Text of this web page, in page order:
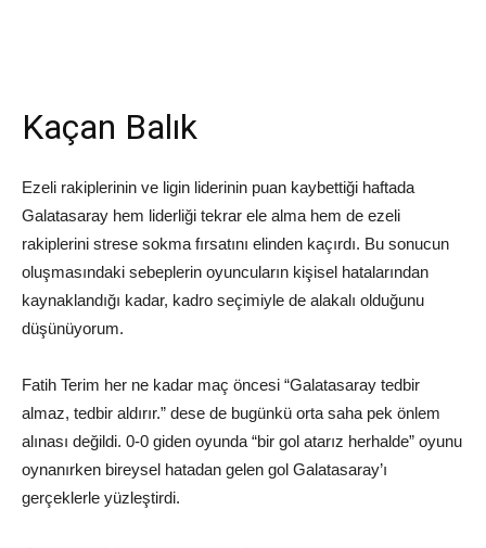
Kaçan Balık
Ezeli rakiplerinin ve ligin liderinin puan kaybettiği haftada
Galatasaray hem liderliği tekrar ele alma hem de ezeli
rakiplerini strese sokma fırsatını elinden kaçırdı. Bu sonucun
oluşmasındaki sebeplerin oyuncuların kişisel hatalarından
kaynaklandığı kadar, kadro seçimiyle de alakalı olduğunu
düşünüyorum.
Fatih Terim her ne kadar maç öncesi “Galatasaray tedbir
almaz, tedbir aldırır.” dese de bugünkü orta saha pek önlem
alınası değildi. 0-0 giden oyunda “bir gol atarız herhalde” oyunu
oynanırken bireysel hatadan gelen gol Galatasaray’ı
gerçeklerle yüzleştirdi.